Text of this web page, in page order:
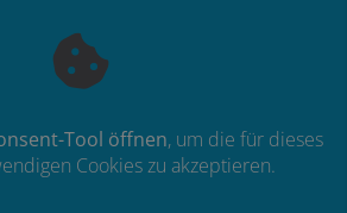
Tool öffnen, um die für dieses
Cookies zu akzeptieren.